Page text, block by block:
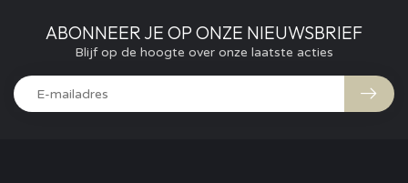
ABONNEER JE OP ONZE NIEUWSBRIEF
Blijf op de hoogte over onze laatste acties